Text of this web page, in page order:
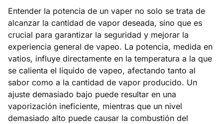
Entender la potencia de un vaper no solo se trata de
alcanzar la cantidad de vapor deseada, sino que es
crucial para garantizar la seguridad y mejorar la
experiencia general de vapeo. La potencia, medida en
vatios, influye directamente en la temperatura a la que
se calienta el líquido de vapeo, afectando tanto al
sabor como a la cantidad de vapor producido. Un
ajuste demasiado bajo puede resultar en una
vaporización ineficiente, mientras que un nivel
demasiado alto puede causar la combustión del